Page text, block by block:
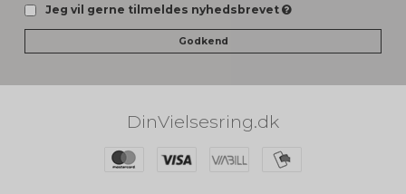
Jeg vil gerne tilmeldes nyhedsbrevet
Godkend
DinVielsesring.dk